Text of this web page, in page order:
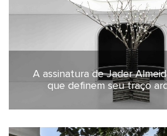
30 de julho de 2026
A assinatura de Jader
que definem seu traço